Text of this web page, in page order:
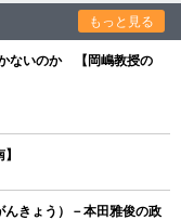
もっと見る
ないのか 【岡嶋教授の
きょう）－本田雅俊の政